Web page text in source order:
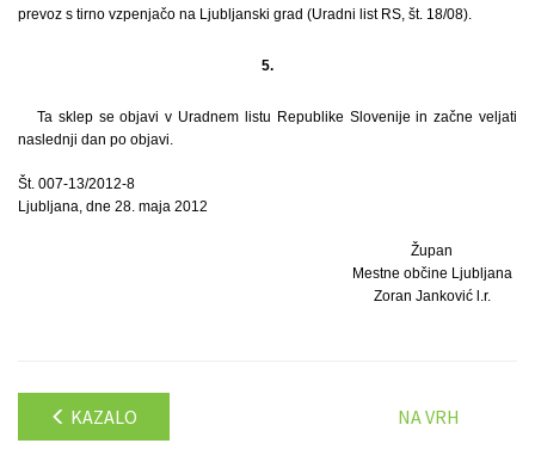
prevoz s tirno vzpenjačo na Ljubljanski grad (Uradni list RS, št. 18/08).
5.
Ta sklep se objavi v Uradnem listu Republike Slovenije in začne veljati
naslednji dan po objavi.
Št. 007-13/2012-8
Ljubljana, dne 28. maja 2012
Župan
Mestne občine Ljubljana
Zoran Janković l.r.
KAZALO NA VRH